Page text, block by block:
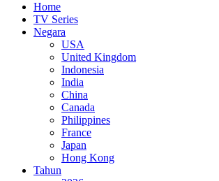
Home
TV Series
Negara
USA
United Kingdom
Indonesia
India
China
Canada
Philippines
France
Japan
Hong Kong
Tahun